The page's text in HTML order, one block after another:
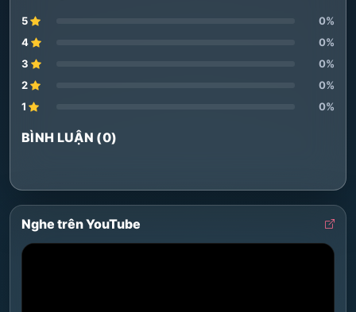
5
0%
4
0%
3
0%
2
0%
1
0%
BÌNH LUẬN (0)
Nghe trên YouTube